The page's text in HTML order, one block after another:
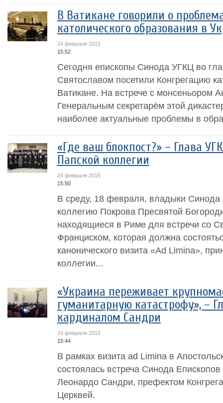
В Ватикане говорили о
католического образования в
24 февраля 2015
15:52
Сегодня епископы Синода УГКЦ во
Святославом посетили Конгрегацию
Ватикане. На встрече с монсеньором
Генеральным секретарём этой
наиболее актуальные проблемы в
«Где ваш блокпост?» – Глава
Папской коллегии
24 февраля 2015
15:50
В среду, 18 февраля, владыки Синода
коллегию Покрова Пресвятой
находящиеся в Риме для встречи со
Франциском, которая должна
канонического визита «Ad Limina»,
коллегии...
«Украина переживает
гуманитарную катастрофу», –
кардиналом Сандри
24 февраля 2015
15:44
В рамках визита ad Limina в
состоялась встреча Синода
Леонардо Сандри, префектом
Церквей.